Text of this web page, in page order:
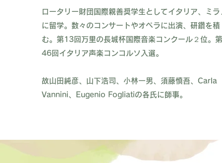
ロータリー財団国際親善奨学生としてイタリア、ミラ
に留学。数々のコンサートやオペラに出演、研鑽を積
む。第13回万里の長城杯国際音楽コンクール２位。第
46回イタリア声楽コンコルソ入選。
故山田純彦、山下浩司、小林一男、須藤慎吾、Carla
Vannini、Eugenio Fogliatiの各氏に師事。